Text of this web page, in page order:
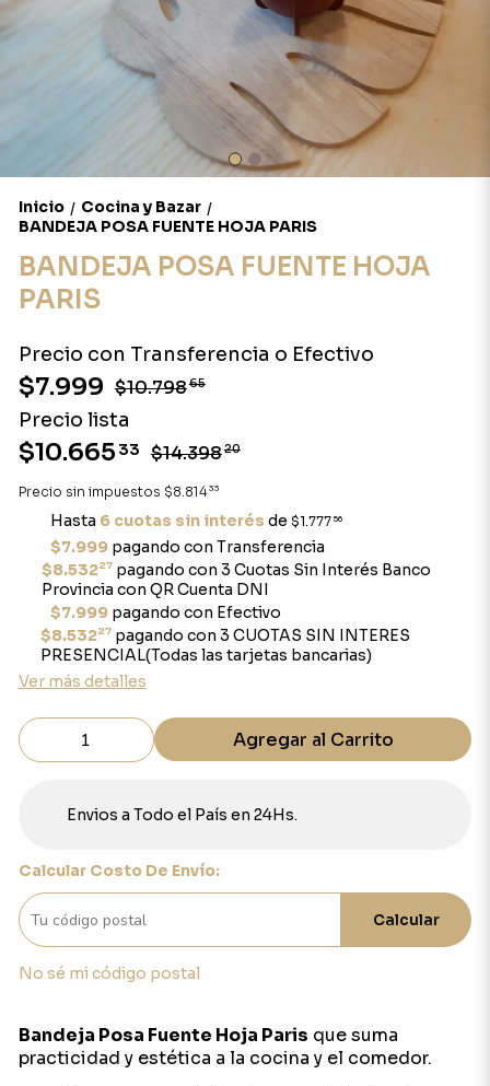
Inicio / Cocina y Bazar /
BANDEJA POSA FUENTE HOJA PARIS
BANDEJA POSA FUENTE HOJA
PARIS
Precio con Transferencia o Efectivo
$7.999 $10.79865
Precio lista
$10.665 33 $14.39820
Precio sin impuestos $8.81433
Hasta 6 cuotas sin interés de $1.777 56
$7.999pagando con Transferencia
$8.53227 pagando con 3 Cuotas Sin Interés Banco
Provincia con QR Cuenta DNI
$7.999pagando con Efectivo
$8.53227pagando con 3 CUOTAS SIN INTERES
PRESENCIAL(Todas las tarjetas bancarias)
Ver más detalles
Agregar al Carrito
Envios a Todo el País en 24Hs.
Calcular Costo De Envío:
Calcular
No sé mi código postal
Bandeja Posa Fuente Hoja Paris que suma
practicidad y estética a la cocina y el comedor.